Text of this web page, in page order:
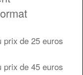
prix de 25 euros
prix de 45 euros